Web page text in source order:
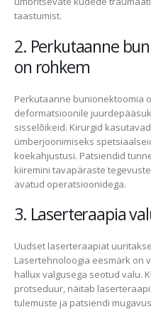
taastumist.
2. Perkutaanne
on rohkem
Perkutaanne bunionektoomia
deformatsioonile
sisselõikeid. Kirurgid
ümberjoonimiseks
koekahjustusi. Patsiendid
kiiremini tavapäraste
avatud operatsioonidega.
3. Laserteraapia
Uudset laserteraapiat
Lasertehnoloogia eesmärk on
hallux valgusega seotud valu.
protseduur, näitab
tulemuste ja patsiendi